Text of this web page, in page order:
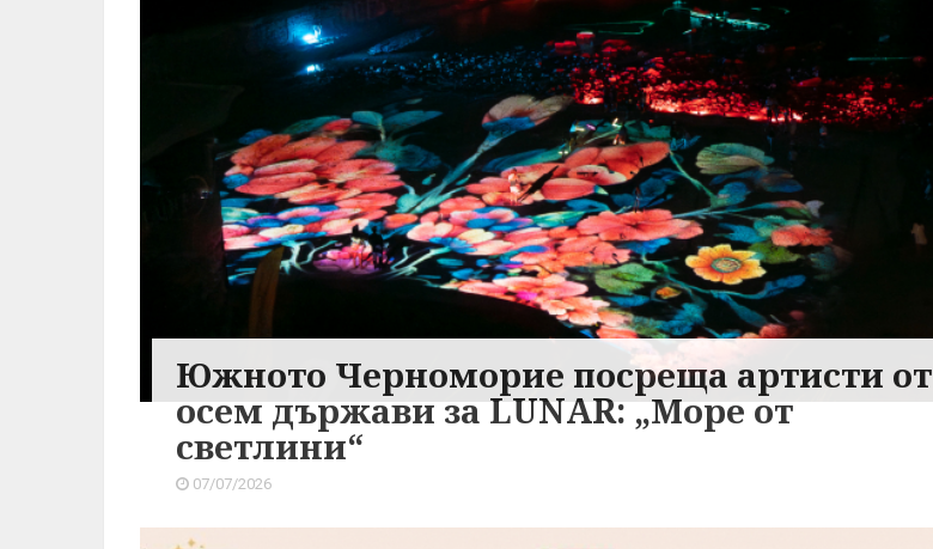
Южното Черноморие посреща артисти от
осем държави за LUNAR: „Море от
светлини“
07/07/2026